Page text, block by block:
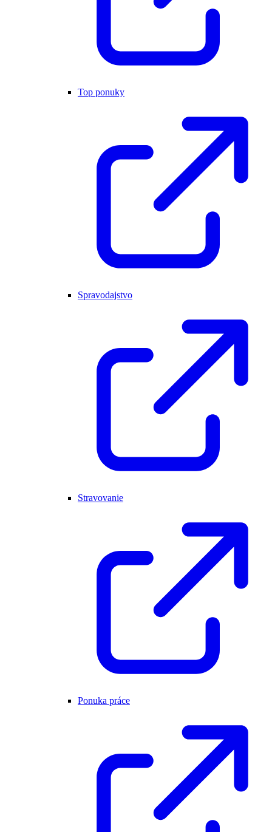
Top ponuky
Spravodajstvo
Stravovanie
Ponuka práce